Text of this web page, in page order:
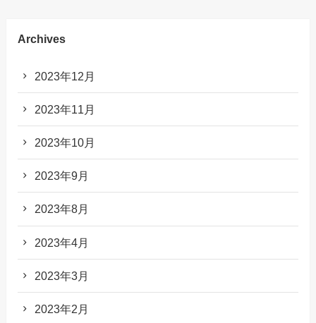
Archives
2023年12月
2023年11月
2023年10月
2023年9月
2023年8月
2023年4月
2023年3月
2023年2月